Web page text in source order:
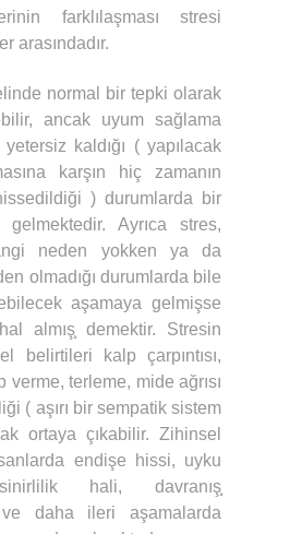
farklılaşması stresi
arasındadır.
normal bir tepki olarak
ancak uyum sağlama
yetersiz kaldığı ( yapılacak
karşın hiç zamanın
hissedildiği ) durumlarda bir
Ayrıca stres,
neden yokken ya da
olmadığı durumlarda bile
aşamaya gelmişse
almış̧ demektir. Stresin
belirtileri kalp çarpıntısı,
verme, terleme, mide ağrısı
( aşırı bir sempatik sistem
ortaya çıkabilir. Zihinsel
endişe hissi, uyku
hali, davranış̧
ve daha ileri aşamalarda